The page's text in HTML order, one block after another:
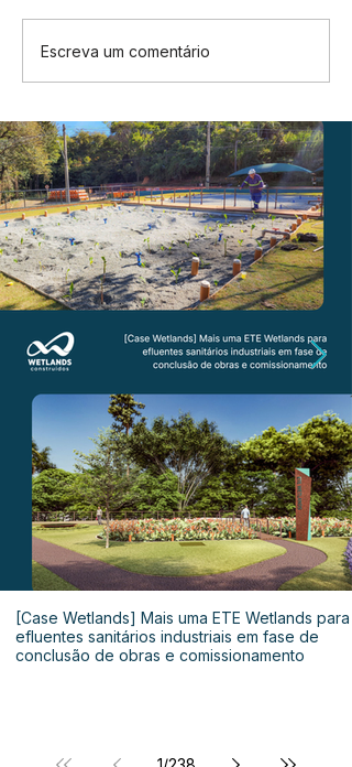
Escreva um comentário
[Case Wetlands] Mais uma ETE Wetlands para
efluentes sanitários industriais em fase de
conclusão de obras e comissionamento